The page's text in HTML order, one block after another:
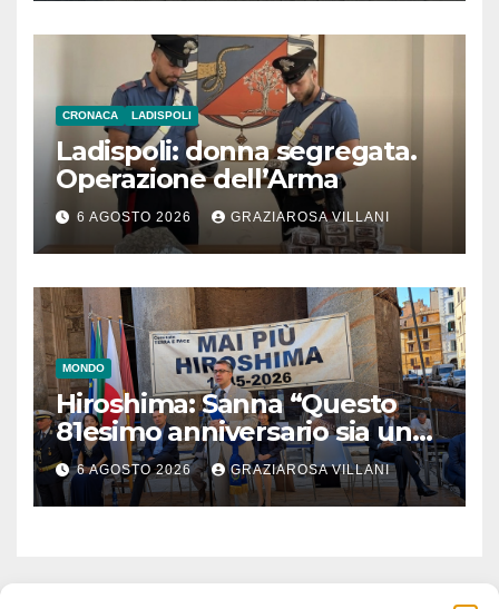
CRONACA LADISPOLI
Ladispoli: donna segregata.
Operazione dell’Arma
6 AGOSTO 2026 GRAZIAROSA VILLANI
MONDO
Hiroshima: Sanna “Questo
81esimo anniversario sia un
monito per tutti”
6 AGOSTO 2026 GRAZIAROSA VILLANI